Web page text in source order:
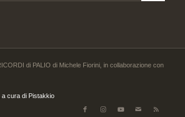
di PALIO di Michele Fiorini, in collaborazione con
cura di Pistakkio